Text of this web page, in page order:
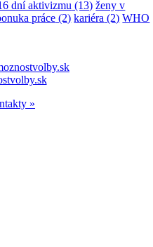
dní aktivizmu (13) ženy v
práce (2) kariéra (2) WHO
»